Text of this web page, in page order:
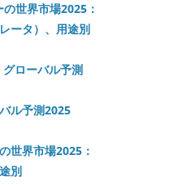
世界市場2025：
ータ）、用途別
ローバル予測
ル予測2025
世界市場2025：
別